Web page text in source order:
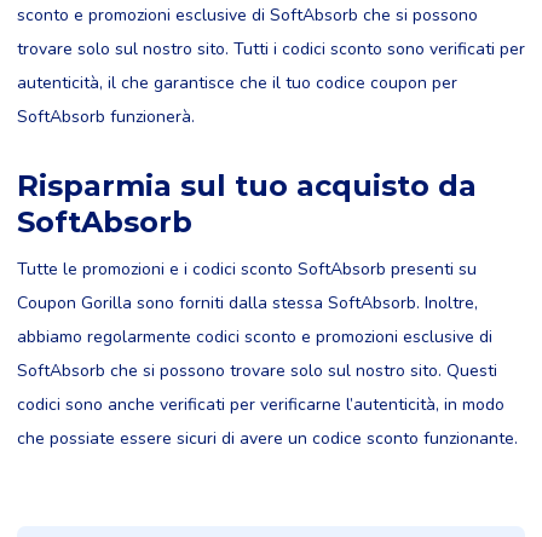
sconto e promozioni esclusive di SoftAbsorb che si possono
trovare solo sul nostro sito. Tutti i codici sconto sono verificati per
autenticità, il che garantisce che il tuo codice coupon per
SoftAbsorb funzionerà.
Risparmia sul tuo acquisto da
SoftAbsorb
Tutte le promozioni e i codici sconto SoftAbsorb presenti su
Coupon Gorilla sono forniti dalla stessa SoftAbsorb. Inoltre,
abbiamo regolarmente codici sconto e promozioni esclusive di
SoftAbsorb che si possono trovare solo sul nostro sito. Questi
codici sono anche verificati per verificarne l’autenticità, in modo
che possiate essere sicuri di avere un codice sconto funzionante.